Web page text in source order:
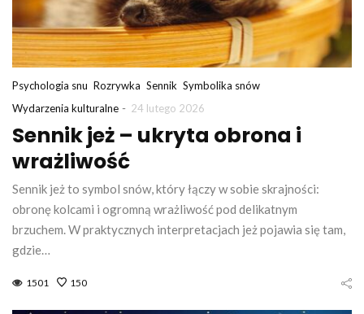
Psychologia snu Rozrywka Sennik Symbolika snów
Wydarzenia kulturalne - 24 lutego 2026
Sennik jeż – ukryta obrona i
wrażliwość
Sennik jeż to symbol snów, który łączy w sobie skrajności:
obronę kolcami i ogromną wrażliwość pod delikatnym
brzuchem. W praktycznych interpretacjach jeż pojawia się tam,
gdzie…
1501 150